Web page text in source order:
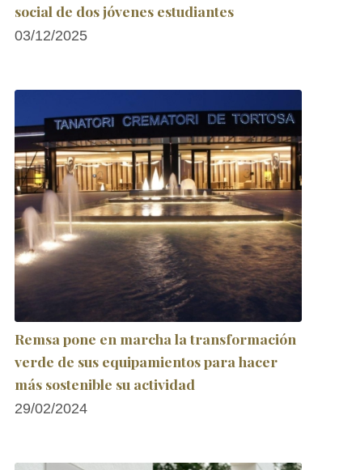
social de dos jóvenes estudiantes
03/12/2025
Remsa pone en marcha la transformación
verde de sus equipamientos para hacer
más sostenible su actividad
29/02/2024